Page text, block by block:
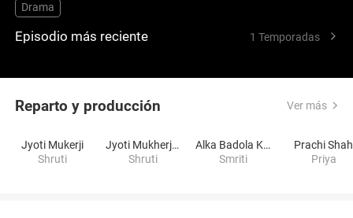
Drama
Episodio más reciente 1 Temporadas
Reparto y producción Ver más
Jyoti Mukerji
Shruti
Jyoti Mukherjee
Shruti
Alka Badola Kaushal
Smriti
Prachi Shah
Priya